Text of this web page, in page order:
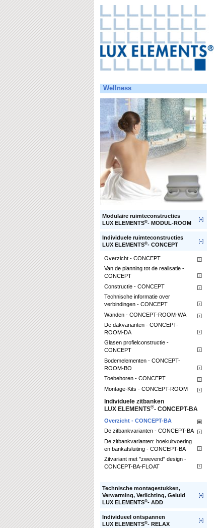
Wellness
Modulaire ruimteconstructies
LUX ELEMENTS®- MODUL-ROOM
Individuele ruimteconstructies
LUX ELEMENTS®- CONCEPT
Overzicht - CONCEPT
Van de planning tot de realisatie -
CONCEPT
Constructie - CONCEPT
Technische informatie over
verbindingen - CONCEPT
Wanden - CONCEPT-ROOM-WA
De dakvarianten - CONCEPT-
ROOM-DA
Glasen profielconstructie -
CONCEPT
Bodemelementen - CONCEPT-
ROOM-BO
Toebehoren - CONCEPT
Montage-Kits - CONCEPT-ROOM
Individuele zitbanken
LUX ELEMENTS®- CONCEPT-BA
Overzicht - CONCEPT-BA
De zitbankvarianten - CONCEPT-BA
De zitbankvarianten: hoekuitvoering
en bankafsluiting - CONCEPT-BA
Zitvariant met "zwevend" design -
CONCEPT-BA-FLOAT
Technische montagestukken,
Verwarming, Verlichting, Geluid
LUX ELEMENTS®- ADD
Individueel ontspannen
LUX ELEMENTS®- RELAX